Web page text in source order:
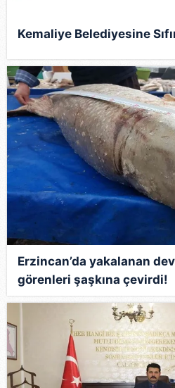
Kemaliye Belediyesine
Erzincan’da yakalanan
görenleri şaşkına çevirdi!